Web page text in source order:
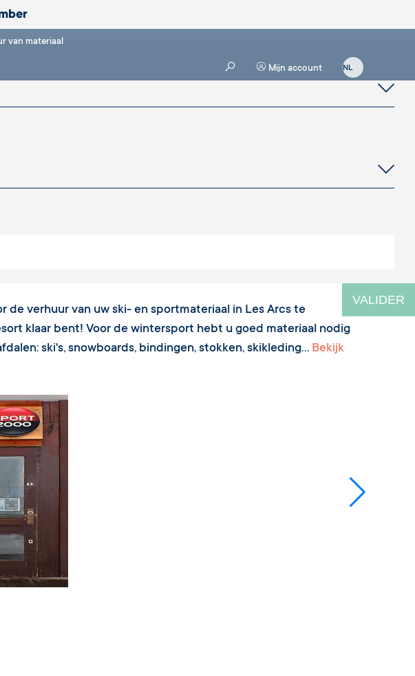
van materiaal
Mijn account
VALIDER
de verhuur van uw ski- en sportmateriaal in Les Arcs te
klaar bent! Voor de wintersport hebt u goed materiaal nodig
ski's, snowboards, bindingen, stokken, skikleding... Bekijk